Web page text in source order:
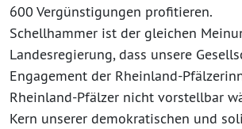
600 Vergünstigungen profitieren.
Schellhammer ist der gleichen
Landesregierung, dass unsere
Engagement der Rheinland-
Rheinland-Pfälzer nicht vorstellbar
Kern unserer demokratischen und